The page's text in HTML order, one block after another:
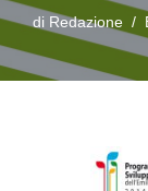
di Redazione